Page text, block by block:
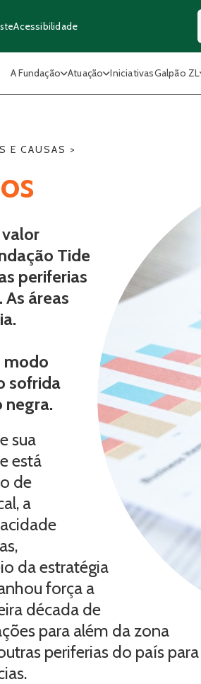
Acessibilidade
A Fundação Atuação IniciativasGalpão ZL
E CAUSAS >
Tide
periferias
áreas
modo
sofrida
negra.
sua
está
de
a
da estratégia
força a
década de
para além da zona
periferias do país para